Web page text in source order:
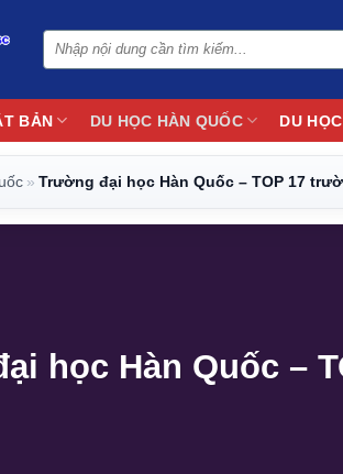
BẢN DU HỌC HÀN QUỐC DU
» Trường đại học Hàn Quốc – TOP 17
học Hàn Quốc –